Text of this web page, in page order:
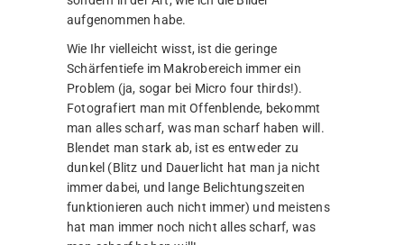
aufgenommen habe.
Wie Ihr vielleicht wisst, ist die geringe
Schärfentiefe im Makrobereich immer ein
Problem (ja, sogar bei Micro four thirds!).
Fotografiert man mit Offenblende, bekommt
man alles scharf, was man scharf haben will.
Blendet man stark ab, ist es entweder zu
dunkel (Blitz und Dauerlicht hat man ja nicht
immer dabei, und lange Belichtungszeiten
funktionieren auch nicht immer) und meistens
hat man immer noch nicht alles scharf, was